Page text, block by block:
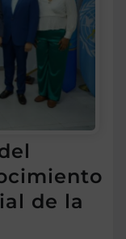
de la